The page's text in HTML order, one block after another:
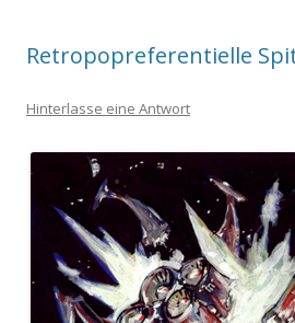
Retropopreferentielle
Hinterlasse eine Antwort